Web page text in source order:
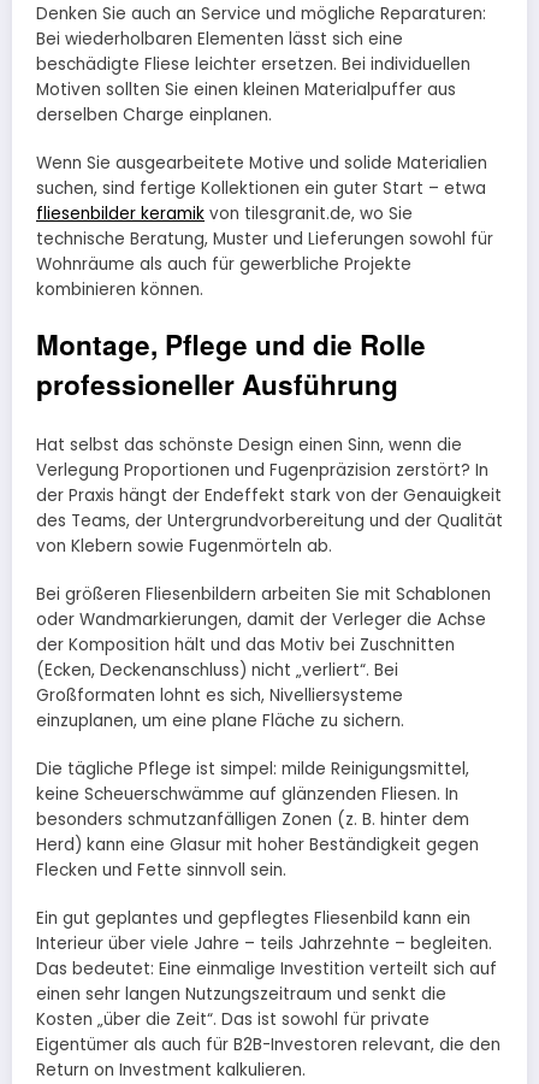
Denken Sie auch an Service und mögliche Reparaturen:
Bei wiederholbaren Elementen lässt sich eine
beschädigte Fliese leichter ersetzen. Bei individuellen
Motiven sollten Sie einen kleinen Materialpuffer aus
derselben Charge einplanen.
Wenn Sie ausgearbeitete Motive und solide Materialien
suchen, sind fertige Kollektionen ein guter Start – etwa
fliesenbilder keramik von tilesgranit.de, wo Sie
technische Beratung, Muster und Lieferungen sowohl für
Wohnräume als auch für gewerbliche Projekte
kombinieren können.
Montage, Pflege und die Rolle
professioneller Ausführung
Hat selbst das schönste Design einen Sinn, wenn die
Verlegung Proportionen und Fugenpräzision zerstört? In
der Praxis hängt der Endeffekt stark von der Genauigkeit
des Teams, der Untergrundvorbereitung und der Qualität
von Klebern sowie Fugenmörteln ab.
Bei größeren Fliesenbildern arbeiten Sie mit Schablonen
oder Wandmarkierungen, damit der Verleger die Achse
der Komposition hält und das Motiv bei Zuschnitten
(Ecken, Deckenanschluss) nicht „verliert“. Bei
Großformaten lohnt es sich, Nivelliersysteme
einzuplanen, um eine plane Fläche zu sichern.
Die tägliche Pflege ist simpel: milde Reinigungsmittel,
keine Scheuerschwämme auf glänzenden Fliesen. In
besonders schmutzanfälligen Zonen (z. B. hinter dem
Herd) kann eine Glasur mit hoher Beständigkeit gegen
Flecken und Fette sinnvoll sein.
Ein gut geplantes und gepflegtes Fliesenbild kann ein
Interieur über viele Jahre – teils Jahrzehnte – begleiten.
Das bedeutet: Eine einmalige Investition verteilt sich auf
einen sehr langen Nutzungszeitraum und senkt die
Kosten „über die Zeit“. Das ist sowohl für private
Eigentümer als auch für B2B-Investoren relevant, die den
Return on Investment kalkulieren.